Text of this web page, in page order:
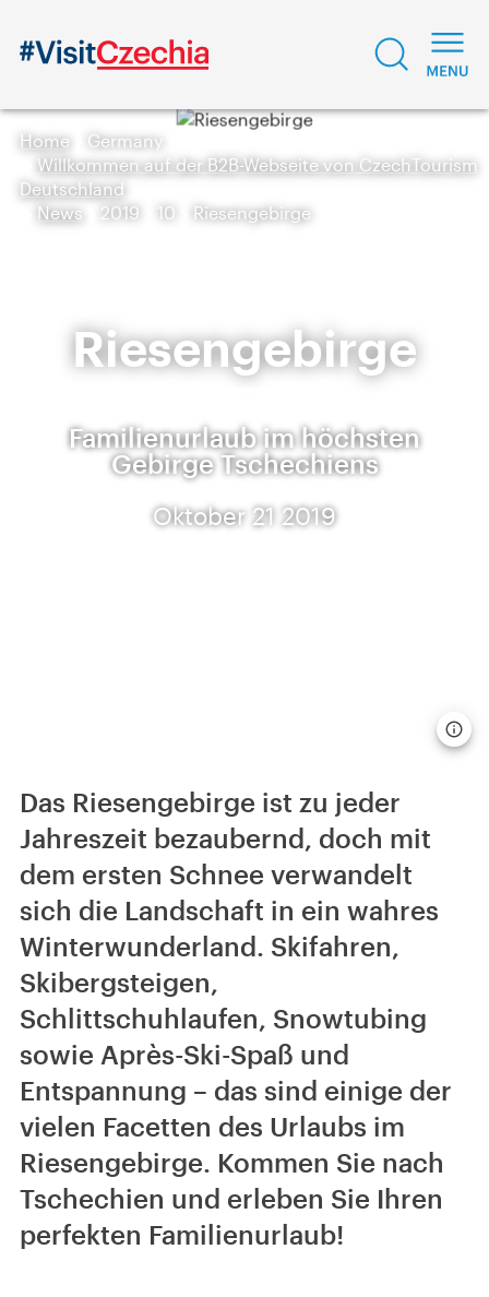
Home
Germany
Willkommen auf der B2B-Webseite von CzechTourism
Deutschland
News
2019 10 Riesengebirge
Riesengebirge
Familienurlaub im höchsten
Gebirge Tschechiens
Oktober 21 2019
Das Riesengebirge ist zu jeder
Jahreszeit bezaubernd, doch mit
dem ersten Schnee verwandelt
sich die Landschaft in ein wahres
Winterwunderland. Skifahren,
Skibergsteigen,
Schlittschuhlaufen, Snowtubing
sowie Après-Ski-Spaß und
Entspannung – das sind einige der
vielen Facetten des Urlaubs im
Riesengebirge. Kommen Sie nach
Tschechien und erleben Sie Ihren
perfekten Familienurlaub!